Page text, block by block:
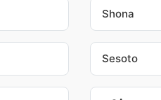
Shona
Sesoto